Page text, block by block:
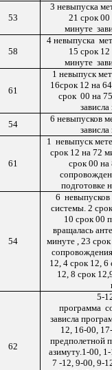
53
3 невыпуска
21 срок
минуте
58
4 невыпуска
15 срок
минуте
61
1 невыпуск
16срок 12 на
срок 00 на
54
6 невыпусков
61
1 невыпуск
срок 12 на 72
срок 00
подготовке
54
6 невыпусков
системы. 2
10 срок 00
вращалась
минуте , 23
12, 4 срок 12, 6
12, 8 срок
62
5-
программа
зависла
12, 16-00,
предполетной
азимуту.1-00,
7 -12, 9-00, 9-